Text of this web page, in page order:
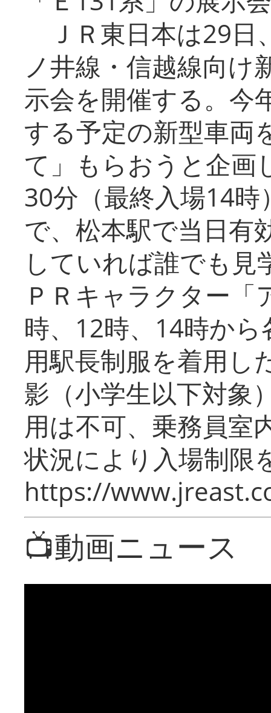
ＪＲ東日本は29日
ノ井線・信越線向け
示会を開催する。今
する予定の新型車両
て」もらおうと企画
30分（最終入場14
で、松本駅で当日有
していれば誰でも
ＰＲキャラクター
時、12時、14時か
用駅長制服を着用し
影（小学生以下対象
用は不可、乗務員室
状況により入場制限
https://
📺動画ニュース